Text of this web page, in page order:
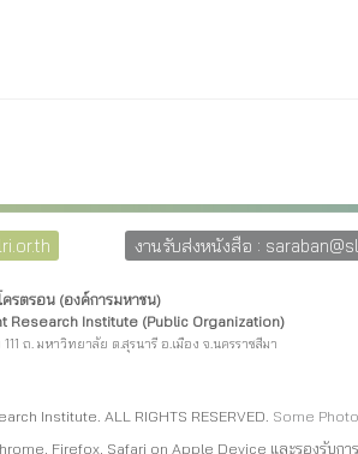
งานรับส่งหนังสือ :
รตรอน (องค์การมหาชน)
Research Institute (Public Organization)
ถ. มหาวิทยาลัย ต.สุรนารี อ.เมือง จ.นครราชสีมา
Institute. ALL RIGHTS RESERVED. Some
Firefox, Safari on Apple Device และรองรับก